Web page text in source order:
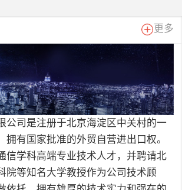
更多
公司是注册于北京海淀区中关村的一
拥有国家批准的外贸自营进出口权。
信学科高端专业技术人才，并聘请北
院等知名大学教授作为公司技术顾